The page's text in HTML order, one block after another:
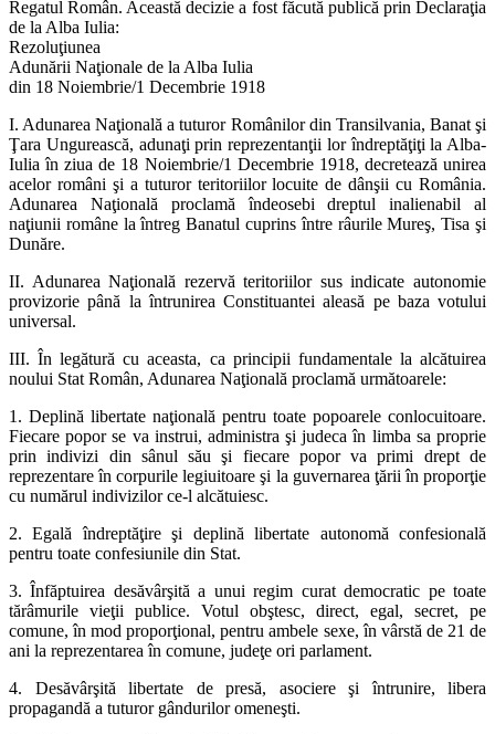
Regatul Român. Această decizie a fost făcută publică prin Declaraţia
de la Alba Iulia:
Rezoluţiunea
Adunării Naţionale de la Alba Iulia
din 18 Noiembrie/1 Decembrie 1918
I. Adunarea Naţională a tuturor Românilor din Transilvania, Banat şi
Ţara Ungurească, adunaţi prin reprezentanţii lor îndreptăţiţi la Alba-
Iulia în ziua de 18 Noiembrie/1 Decembrie 1918, decretează unirea
acelor români şi a tuturor teritoriilor locuite de dânşii cu România.
Adunarea Naţională proclamă îndeosebi dreptul inalienabil al
naţiunii române la întreg Banatul cuprins între râurile Mureş, Tisa şi
Dunăre.
II. Adunarea Naţională rezervă teritoriilor sus indicate autonomie
provizorie până la întrunirea Constituantei aleasă pe baza votului
universal.
III. În legătură cu aceasta, ca principii fundamentale la alcătuirea
noului Stat Român, Adunarea Naţională proclamă următoarele:
1. Deplină libertate naţională pentru toate popoarele conlocuitoare.
Fiecare popor se va instrui, administra şi judeca în limba sa proprie
prin indivizi din sânul său şi fiecare popor va primi drept de
reprezentare în corpurile legiuitoare şi la guvernarea ţării în proporţie
cu numărul indivizilor ce-l alcătuiesc.
2. Egală îndreptăţire şi deplină libertate autonomă confesională
pentru toate confesiunile din Stat.
3. Înfăptuirea desăvârşită a unui regim curat democratic pe toate
tărâmurile vieţii publice. Votul obştesc, direct, egal, secret, pe
comune, în mod proporţional, pentru ambele sexe, în vârstă de 21 de
ani la reprezentarea în comune, judeţe ori parlament.
4. Desăvârşită libertate de presă, asociere şi întrunire, libera
propagandă a tuturor gândurilor omeneşti.